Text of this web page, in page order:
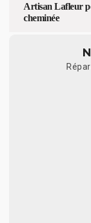
Artisan Lafleur
cheminée